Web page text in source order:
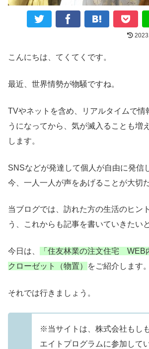
こんにちは、てくてくです。
最近、世界情勢が物騒ですね。
TVやネットを含め、リアルタイムで情
うになってから、気が滅入ることも増
します。
SNSなどが発達して個人が自由に発信
今、一人一人が声をあげることが大切
当ブログでは、訪れた方の生活のヒン
う、これからも記事を書いていきたい
今日は
「住友林業の注文住宅 WEB
クローゼット（物置）
をご紹介します。
それでは行きましょう。
※当サイトは、株式会社もし
エイトプログラムに参加して